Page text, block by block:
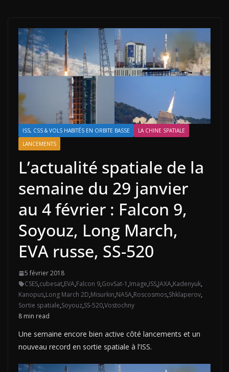
ISS, CSS & VOLS HABITÉS EN ORBITE BASSE
LA CHINE SPATIALE
LANCEMENTS
L’actualité spatiale de la
semaine du 29 janvier
au 4 février : Falcon 9,
Soyouz, Long March,
EVA russe, SS-520
5 février 2018
CSES,cubesat,EVA,Falcon 9,GovSat-1 ,Image,ISS,JAXA,Kadenyuk,
Kanopus,Long March 2D,Misurkin,NASA,Roscosmos,Shklaperov,
Sortie spatiale,Soyouz,SS-520,Vostochny
8 min read
Une semaine encore bien active côté lancements et un
nouveau record en sortie spatiale à l’ISS.